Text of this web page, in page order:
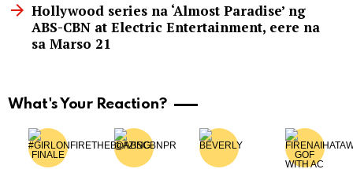
Hollywood series na ‘Almost Paradise’ ng
ABS-CBN at Electric Entertainment, eere na
sa Marso 21
What's Your Reaction?